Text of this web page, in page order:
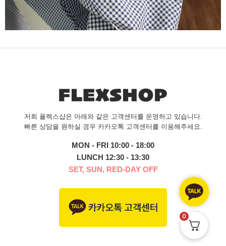
저희 플렉스샵은 아래와 같은 고객센터를 운영하고 있습니다.
빠른 상담을 원하실 경우 카카오톡 고객센터를 이용해주세요.
MON - FRI 10:00 - 18:00
LUNCH 12:30 - 13:30
SET, SUN, RED-DAY OFF
0